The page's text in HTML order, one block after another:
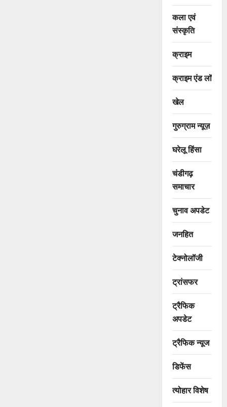
कला एवं
संस्कृति
क्राइम
क्राइम एंड लॉ
खेल
गुरुग्राम न्यूज़
घरेलू हिंसा
चंडीगढ़
समाचार
चुनाव अपडेट
जनहित
टेक्नोलॉजी
ट्रांसफर
ट्रैफिक
अपडेट
ट्रैफिक न्यूज
डिफेंस
त्योहार विशेष